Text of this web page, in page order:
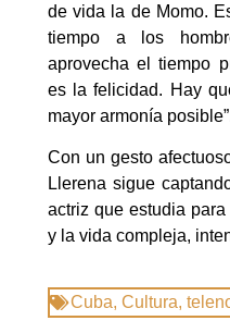
de vida la de Momo.
tiempo a los
aprovecha el tiempo
es la felicidad. Hay
mayor armonía
Con un gesto
Llerena sigue
actriz que estudia
y la vida compleja,
Cuba, Cultura,